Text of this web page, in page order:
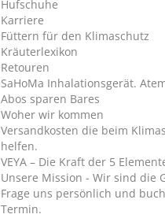
Hufschuhe
Karriere
Füttern für den Klimaschutz
Kräuterlexikon
Retouren
SaHoMa Inhalationsgerät.
Abos sparen Bares
Woher wir kommen
Versandkosten die beim
helfen.
VEYA – Die Kraft der 5
Unsere Mission - Wir sind die
Frage uns persönlich und
Termin.